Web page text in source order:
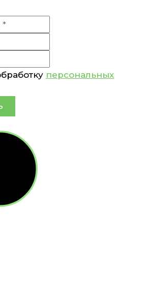
персональных